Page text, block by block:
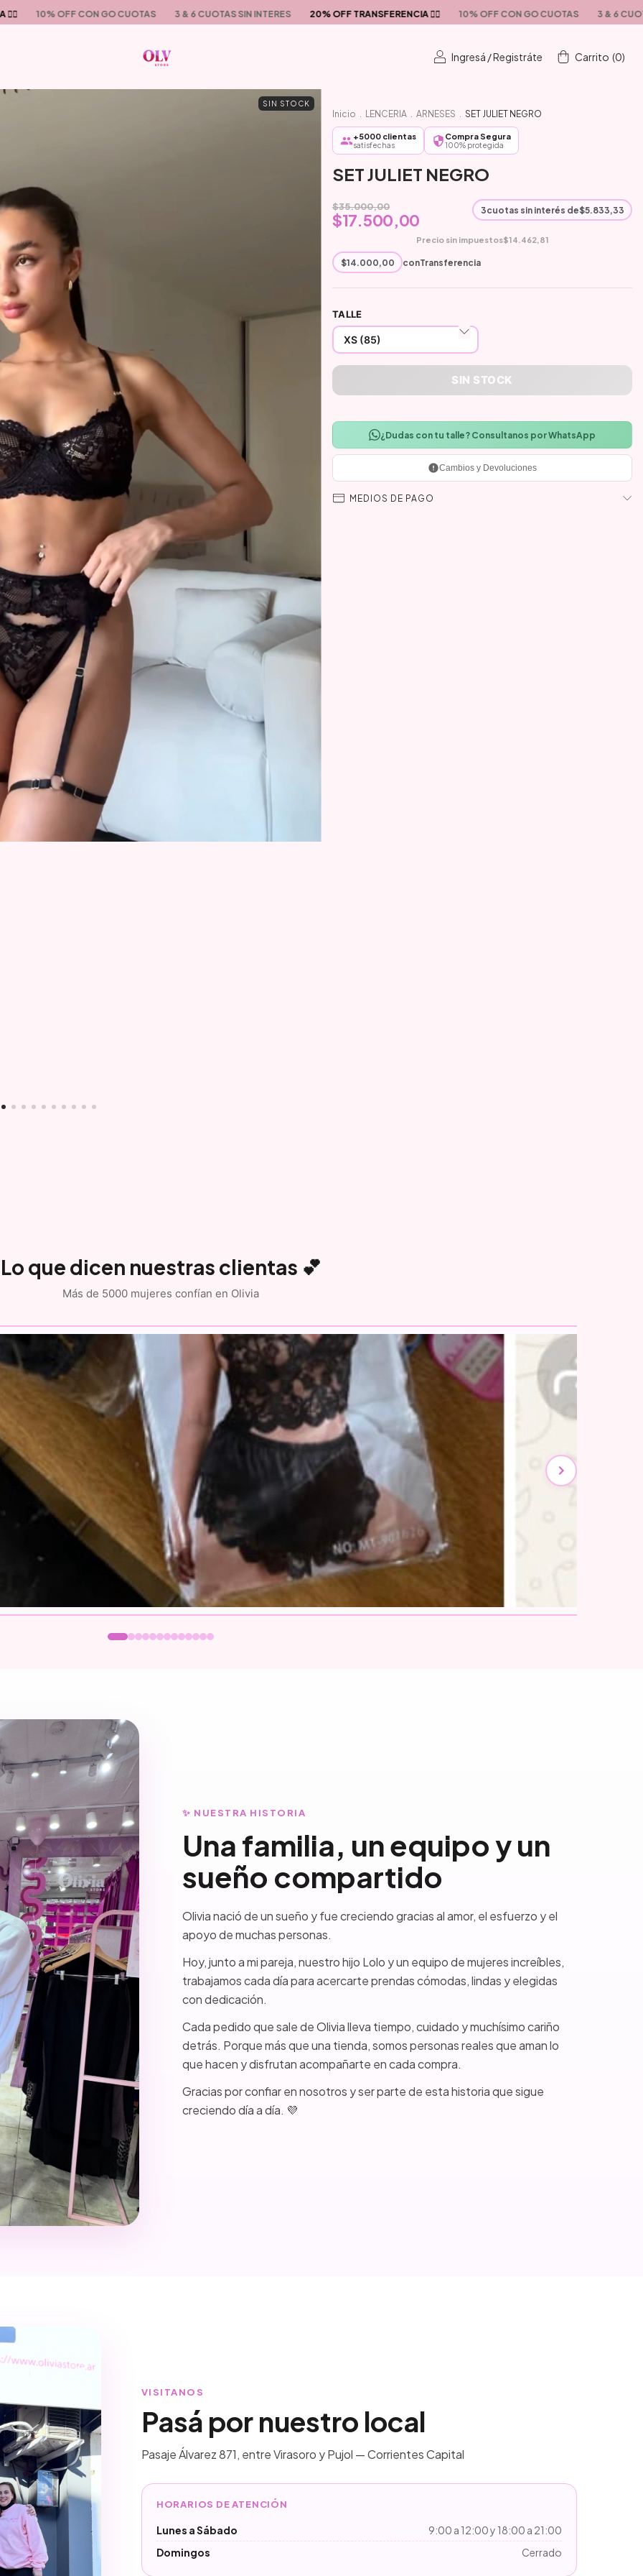
10% OFF CON GO CUOTAS 3 & 6 CUOTAS SIN INTERES 20% OFF TRANSFERENCIA ❤️‍🔥 10% OFF CON GO CUOTAS 3 & 6 CUOTAS
Ingresá /Registráte Carrito (0)
SIN STOCK
Inicio . LENCERIA . ARNESES . SET JULIET NEGRO
+5000 clientas
satisfechas
Compra Segura
100% protegida
SET JULIET NEGRO
$35.000,00
$17.500,00 3cuotas sin interés de$5.833,33
Precio sin impuestos$14.462,81
$14.000,00 conTransferencia
TALLE
¿Dudas con tu talle? Consultanos por WhatsApp
Cambios y Devoluciones
MEDIOS DE PAGO
Lo que dicen nuestras clientas 💕
Más de 5000 mujeres confían en Olivia
✨ NUESTRA HISTORIA
Una familia, un equipo y un
sueño compartido
Olivia nació de un sueño y fue creciendo gracias al amor, el esfuerzo y el
apoyo de muchas personas.
Hoy, junto a mi pareja, nuestro hijo Lolo y un equipo de mujeres increíbles,
trabajamos cada día para acercarte prendas cómodas, lindas y elegidas
con dedicación.
Cada pedido que sale de Olivia lleva tiempo, cuidado y muchísimo cariño
detrás. Porque más que una tienda, somos personas reales que aman lo
que hacen y disfrutan acompañarte en cada compra.
Gracias por confiar en nosotros y ser parte de esta historia que sigue
creciendo día a día. 💜
VISITANOS
Pasá por nuestro local
Pasaje Álvarez 871, entre Virasoro y Pujol — Corrientes Capital
HORARIOS DE ATENCIÓN
Lunes a Sábado
9:00 a 12:00 y 18:00 a 21:00
Domingos
Cerrado